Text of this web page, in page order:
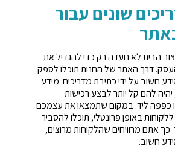
שונים עבור
הבית לא נועדה רק כדי להגדיל את
דרך האתר של החנות תוכלו לספק
חשוב על ידי כתיבת מדריכים. מידע
להם קל יותר לבצע רכישות
כפפה ליד. במקום שתמצאו את עצמכם
באופן פרונטלי, תוכלו להסביר
אתם מרוויחים שהלקוחות מרוצים,
חשוב.